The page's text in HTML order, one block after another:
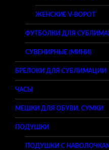
ЖЕНСКИЕ V-ВОРОТ
ФУТБОЛКИ ДЛЯ
СУВЕНИРНЫЕ (МИНИ)
БРЕЛОКИ ДЛЯ СУБЛИМАЦИИ
ЧАСЫ
МЕШКИ ДЛЯ ОБУВИ, СУМКИ
ПОДУШКИ
ПОДУШКИ С